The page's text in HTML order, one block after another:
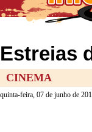
Estreias
CINEMA
quinta-feira, 07 de junho de